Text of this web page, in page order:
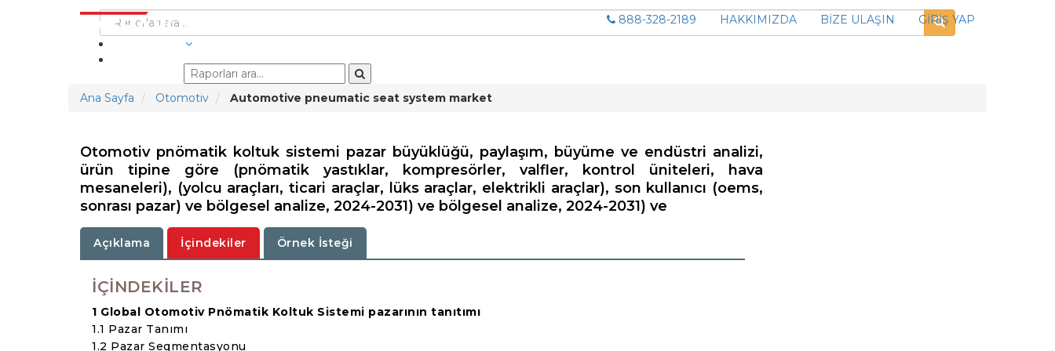
888-328-2189 HAKKIMIZDA BİZE ULAŞIN
GİRİŞ YAP
Ana Sayfa Otomotiv Automotive pneumatic seat system market
Otomotiv pnömatik koltuk sistemi pazar büyüklüğü, paylaşım, büyüme ve endüstri analizi,
ürün tipine göre (pnömatik yastıklar, kompresörler, valfler, kontrol üniteleri, hava
mesaneleri), (yolcu araçları, ticari araçlar, lüks araçlar, elektrikli araçlar), son kullanıcı (oems,
sonrası pazar) ve bölgesel analize, 2024-2031) ve bölgesel analize, 2024-2031) ve
Açıklama İçindekiler Örnek İsteği
İÇINDEKILER
1 Global Otomotiv Pnömatik Koltuk Sistemi pazarının tanıtımı
1.1 Pazar Tanımı
1.2 Pazar Segmentasyonu